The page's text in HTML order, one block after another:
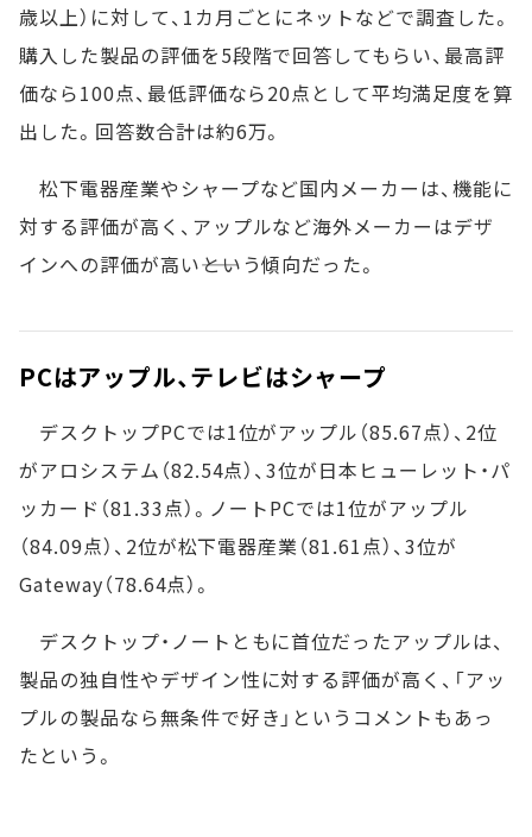
歳以上）に対して、1カ月ごとにネットなどで調査した。
購入した製品の評価を5段階で回答してもらい、最高評
価なら100点、最低評価なら20点として平均満足度を算
出した。回答数合計は約6万。
松下電器産業やシャープなど国内メーカーは、機能に
対する評価が高く、アップルなど海外メーカーはデザ
インへの評価が高い――という傾向だった。
PCはアップル、テレビはシャープ
デスクトップPCでは1位がアップル（85.67点）、2位
がアロシステム（82.54点）、3位が日本ヒューレット・パ
ッカード（81.33点）。ノートPCでは1位がアップル
（84.09点）、2位が松下電器産業（81.61点）、3位が
Gateway（78.64点）。
デスクトップ・ノートともに首位だったアップルは、
製品の独自性やデザイン性に対する評価が高く、「アッ
プルの製品なら無条件で好き」というコメントもあっ
たという。